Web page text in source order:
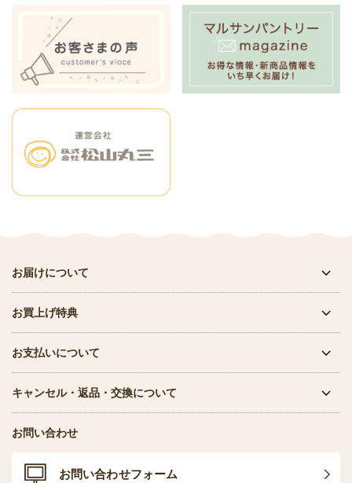
お届けについて
お買上げ特典
お支払いについて
キャンセル・返品・交換について
お問い合わせ
お問い合わせフォーム